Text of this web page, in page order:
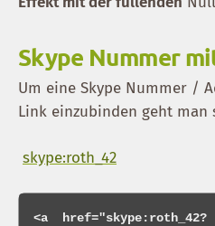
Skype Nummer
Um eine Skype Nummer /
Link einzubinden geht man
skype:roth_42
<a  href="skype:roth_42?